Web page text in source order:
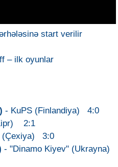
start verilir
– ilk oyunlar
- KuPS (Finlandiya) 4:0
2:1
(Çexiya) 3:0
- "Dinamo Kiyev" (Ukrayna)